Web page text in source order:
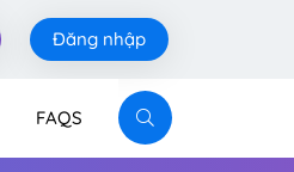
Đăng nhập
FAQS